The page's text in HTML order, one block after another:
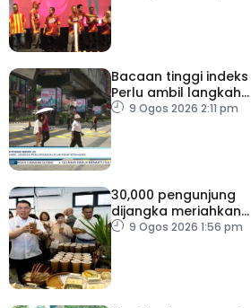
Bacaan tinggi indeks
Perlu ambil langkah
perlindungan, elak
9 Ogos 2026 2:11 pm
30,000 pengunjung
dijangka meriahkan
Karnival Jom Makan
9 Ogos 2026 1:56 pm